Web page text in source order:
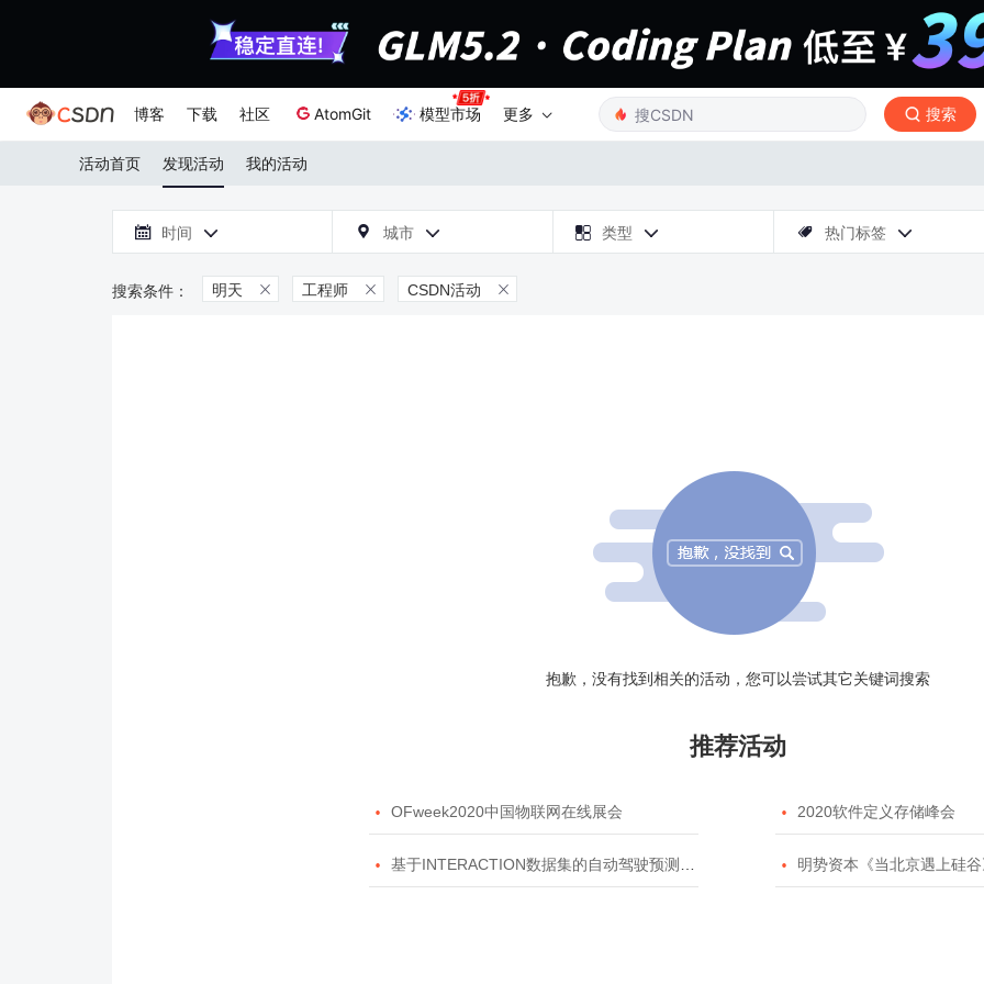
博客 下载 社区 AtomGit 模型市场 更多 搜索
活动首页 发现活动 我的活动
 时间   城市   类型   热门标签 
明天  工程师  CSDN活动 
抱歉，没有找到相关的活动，您可以尝试其它关键词搜索
推荐活动
 OFweek2020中国物联网在线展会  2020软件定义存储峰会
 基于INTERACTION数据集的自动驾驶预测模型挑战赛  明势资本《当北京遇上硅谷》系列